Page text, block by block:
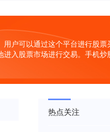
户可以通过这个平台进行股
入股票市场进行交易。手机
热点关注